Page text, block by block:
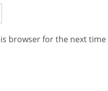
browser for the next